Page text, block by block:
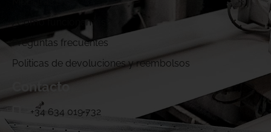
¿Cómo funcionamos?
Preguntas frecuentes
Politicas de devoluciones y reembolsos
Contacto
+34 634 019 732